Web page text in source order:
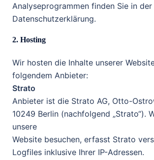
Analyseprogrammen finden Sie in
Datenschutzerklärung.
2. Hosting
Wir hosten die Inhalte unserer
folgendem Anbieter:
Strato
Anbieter ist die Strato AG, Otto-
10249 Berlin (nachfolgend „Strato“).
unsere
Website besuchen, erfasst Strato
Logfiles inklusive Ihrer IP-Adressen.